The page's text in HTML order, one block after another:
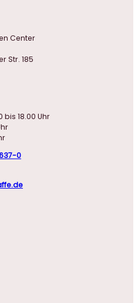
Center
Str. 185
bis 18.00 Uhr
0